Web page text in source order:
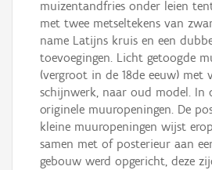
muizentandfries onder leien
met twee metseltekens van
name Latijns kruis en een
toevoegingen. Licht getoogde
(vergroot in de 18de eeuw) met
schijnwerk, naar oud model. In
originele muuropeningen. De
kleine muuropeningen wijst
samen met of posterieur aan
gebouw werd opgericht, deze